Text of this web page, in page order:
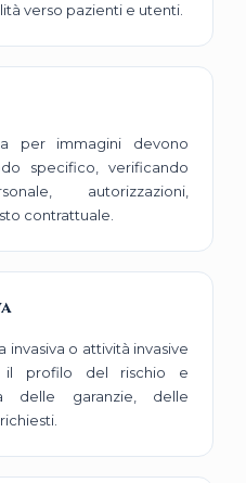
verso pazienti e utenti.
per immagini devono
specifico, verificando
autorizzazioni,
contrattuale.
invasiva o attività invasive
il profilo del rischio e
delle garanzie, delle